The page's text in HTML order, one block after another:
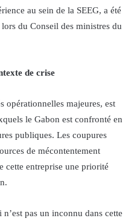
au sein de la SEEG, a été
du Conseil des ministres du
de crise
opérationnelles majeures, est
le Gabon est confronté en
publiques. Les coupures
de mécontentement
cette entreprise une priorité
pas un inconnu dans cette